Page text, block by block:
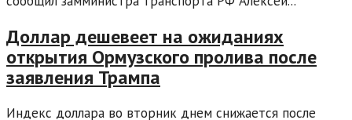
Доллар дешевеет на ожиданиях
открытия Ормузского пролива после
заявления Трампа
Индекс доллара во вторник днем снижается после